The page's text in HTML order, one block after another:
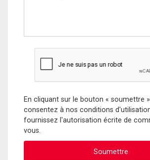
En cliquant sur le bouton « soumettre
consentez à nos conditions
fournissez l'autorisation écrite de
vous.